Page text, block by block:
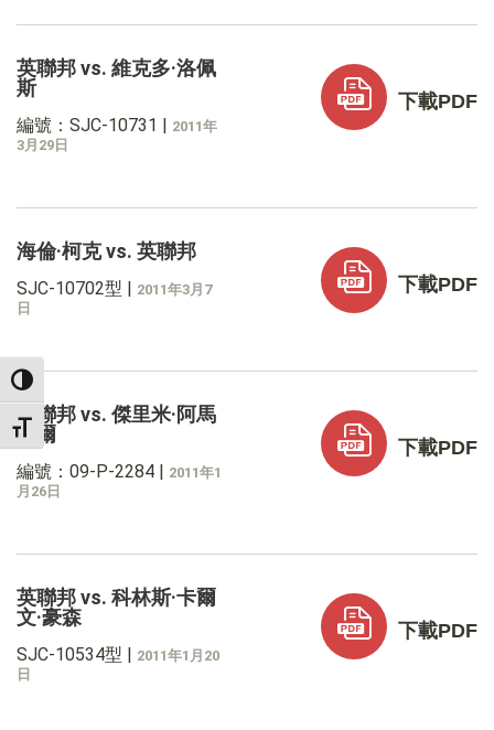
TOGGLE HIGH CONTRAST
TOGGLE FONT SIZE
英聯邦 vs. 維克多·洛佩
斯
編號：SJC-10731 | 2011年
3月29日
下載PDF
海倫·柯克 vs. 英聯邦
SJC-10702型 | 2011年3月7
日
下載PDF
英聯邦 vs. 傑里米·阿馬
拉爾
編號：09-P-2284 | 2011年1
月26日
下載PDF
英聯邦 vs. 科林斯·卡爾
文·豪森
SJC-10534型 | 2011年1月20
日
下載PDF